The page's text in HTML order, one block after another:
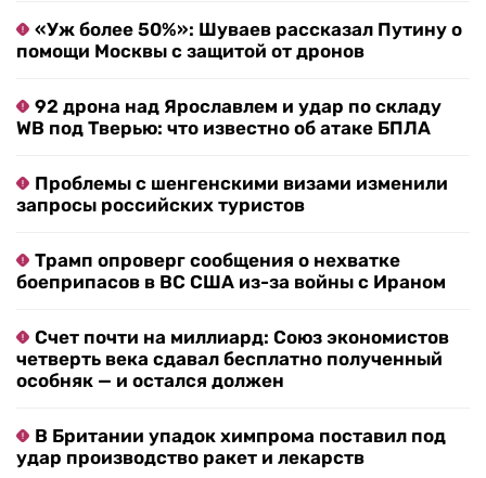
«Уж более 50%»: Шуваев рассказал Путину о
помощи Москвы с защитой от дронов
92 дрона над Ярославлем и удар по складу
WB под Тверью: что известно об атаке БПЛА
Проблемы с шенгенскими визами изменили
запросы российских туристов
Трамп опроверг сообщения о нехватке
боеприпасов в ВС США из-за войны с Ираном
Счет почти на миллиард: Союз экономистов
четверть века сдавал бесплатно полученный
особняк — и остался должен
В Британии упадок химпрома поставил под
удар производство ракет и лекарств